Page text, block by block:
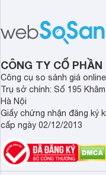
CÔNG TY CỔ
Công cụ so sánh giá
Trụ sở chính: Số 195
Hà Nội
Giấy chứng nhận đăng ký
cấp ngày 02/12/2013